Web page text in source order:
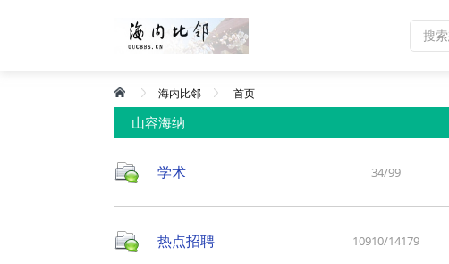
海内比邻 首页
山容海纳
学术 34/99
热点招聘 10910/14179